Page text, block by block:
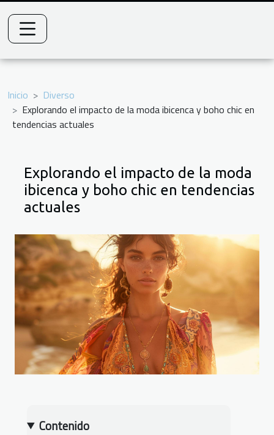
Inicio
Diverso
Explorando el impacto de la moda ibicenca y boho chic en
tendencias actuales
Explorando el impacto de la moda
ibicenca y boho chic en tendencias
actuales
Contenido